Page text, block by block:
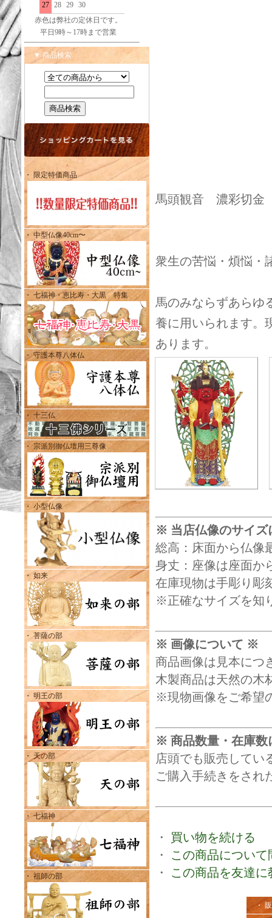
27 28 29 30
赤色は弊社の定休日です。
平日9時～17時まで営業
▼ 商品検索
・ 限定特価商品
・ 中型仏像40cm〜
・ 七福神・恵比寿・大黒 特集
・ 守護本尊八体仏
・ 十三仏
・ 宗派別御仏壇用三尊像
・ 小型仏像
・ 如来
・ 菩薩の部
・ 明王の部
・ 天の部
・ 七福神
・ 祖師の部
馬頭観音 濃彩切金
衆生の苦悩・煩悩・
馬のみならずあらゆ
養に用いられます。
あります。
※ 当店仏像のサイ
総高：床面から仏像
身丈：座像は座面か
在庫現物は手彫り彫
※正確なサイズを知
※ 画像について ※
商品画像は見本につ
木製商品は天然の木
※現物画像をご希望
※ 商品数量・在庫
店頭でも販売してい
ご購入手続きをされ
・ 買い物を続ける
・ この商品につい
・ この商品を友達に
・